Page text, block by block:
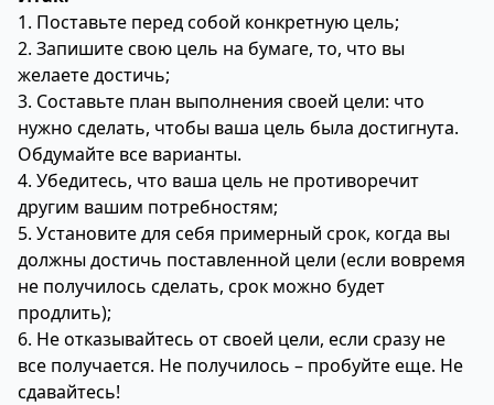
1. Поставьте перед собой конкретную цель;
2. Запишите свою цель на бумаге, то, что вы
желаете достичь;
3. Составьте план выполнения своей цели: что
нужно сделать, чтобы ваша цель была достигнута.
Обдумайте все варианты.
4. Убедитесь, что ваша цель не противоречит
другим вашим потребностям;
5. Установите для себя примерный срок, когда вы
должны достичь поставленной цели (если вовремя
не получилось сделать, срок можно будет
продлить);
6. Не отказывайтесь от своей цели, если сразу не
все получается. Не получилось – пробуйте еще. Не
сдавайтесь!